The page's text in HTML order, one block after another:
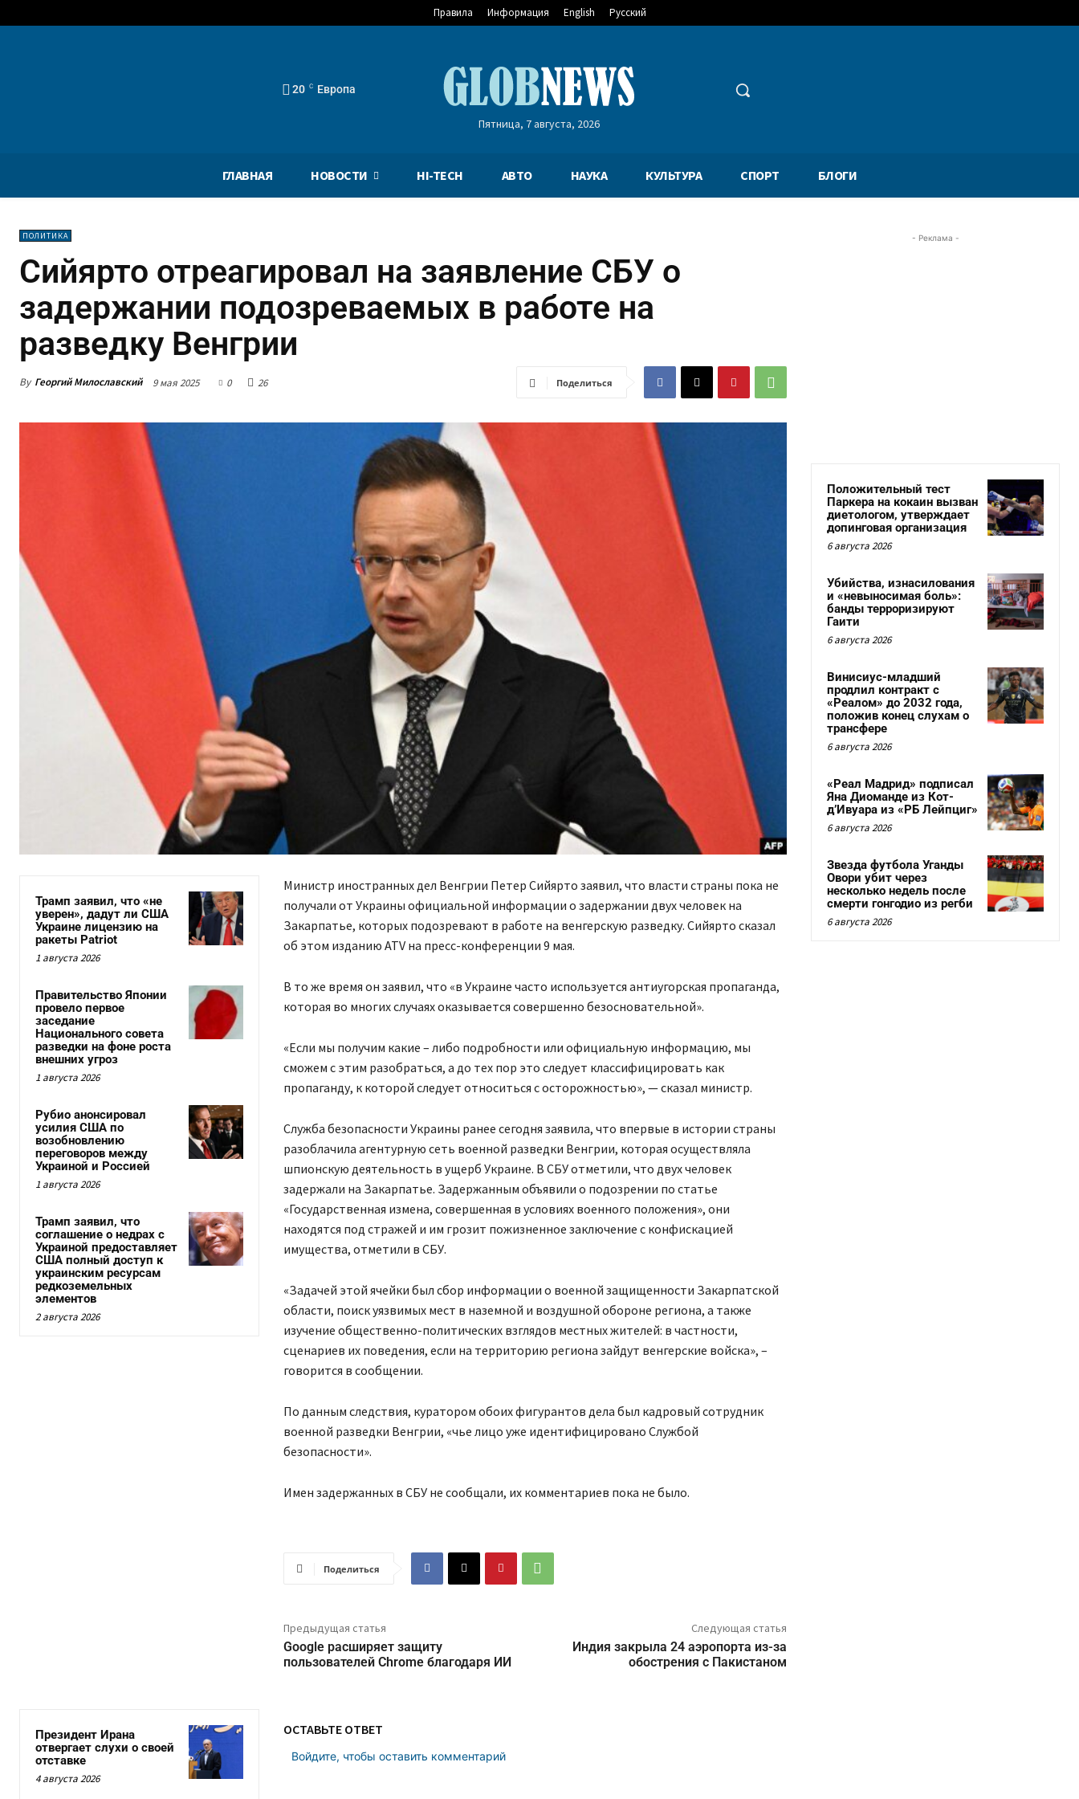
Правила Информация English Русский
20 C Европа
Пятница, 7 августа, 2026
ГЛАВНАЯ НОВОСТИ HI-TECH АВТО НАУКА КУЛЬТУРА СПОРТ БЛОГИ
ПОЛИТИКА
Сийярто отреагировал на заявление СБУ о
задержании подозреваемых в работе на
разведку Венгрии
By Георгий Милославский 9 мая 2025 0 26 Поделиться
Трамп заявил, что «не
уверен», дадут ли США
Украине лицензию на
ракеты Patriot
1 августа 2026
Правительство Японии
провело первое
заседание
Национального совета
разведки на фоне роста
внешних угроз
1 августа 2026
Рубио анонсировал
усилия США по
возобновлению
переговоров между
Украиной и Россией
1 августа 2026
Трамп заявил, что
соглашение о недрах с
Украиной предоставляет
США полный доступ к
украинским ресурсам
редкоземельных
элементов
2 августа 2026
Министр иностранных дел Венгрии Петер Сийярто заявил, что власти страны пока не
получали от Украины официальной информации о задержании двух человек на
Закарпатье, которых подозревают в работе на венгерскую разведку. Сийярто сказал
об этом изданию ATV на пресс-конференции 9 мая.
В то же время он заявил, что «в Украине часто используется антиугорская пропаганда,
которая во многих случаях оказывается совершенно безосновательной».
«Если мы получим какие – либо подробности или официальную информацию, мы
сможем с этим разобраться, а до тех пор это следует классифицировать как
пропаганду, к которой следует относиться с осторожностью», — сказал министр.
Служба безопасности Украины ранее сегодня заявила, что впервые в истории страны
разоблачила агентурную сеть военной разведки Венгрии, которая осуществляла
шпионскую деятельность в ущерб Украине. В СБУ отметили, что двух человек
задержали на Закарпатье. Задержанным объявили о подозрении по статье
«Государственная измена, совершенная в условиях военного положения», они
находятся под стражей и им грозит пожизненное заключение с конфискацией
имущества, отметили в СБУ.
«Задачей этой ячейки был сбор информации о военной защищенности Закарпатской
области, поиск уязвимых мест в наземной и воздушной обороне региона, а также
изучение общественно-политических взглядов местных жителей: в частности,
сценариев их поведения, если на территорию региона зайдут венгерские войска», –
говорится в сообщении.
По данным следствия, куратором обоих фигурантов дела был кадровый сотрудник
военной разведки Венгрии, «чье лицо уже идентифицировано Службой
безопасности».
Имен задержанных в СБУ не сообщали, их комментариев пока не было.
Поделиться
Предыдущая статья
Google расширяет защиту
пользователей Chrome благодаря ИИ
Следующая статья
Индия закрыла 24 аэропорта из-за
обострения с Пакистаном
Президент Ирана
отвергает слухи о своей
отставке
4 августа 2026
ОСТАВЬТЕ ОТВЕТ
Войдите, чтобы оставить комментарий
- Реклама -
Положительный тест
Паркера на кокаин вызван
диетологом, утверждает
допинговая организация
6 августа 2026
Убийства, изнасилования
и «невыносимая боль»:
банды терроризируют
Гаити
6 августа 2026
Винисиус-младший
продлил контракт с
«Реалом» до 2032 года,
положив конец слухам о
трансфере
6 августа 2026
«Реал Мадрид» подписал
Яна Диоманде из Кот-
д’Ивуара из «РБ Лейпциг»
6 августа 2026
Звезда футбола Уганды
Овори убит через
несколько недель после
смерти гонгодио из регби
6 августа 2026